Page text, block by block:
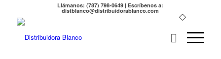
Llámanos: (787) 798-0649 | Escríbenos a:
distblanco@distribuidorablanco.com